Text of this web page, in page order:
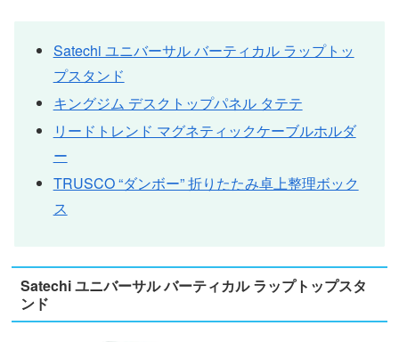
Satechi ユニバーサル バーティカル ラップトッ
プスタンド
キングジム デスクトップパネル タテテ
リードトレンド マグネティックケーブルホルダ
ー
TRUSCO “ダンボー” 折りたたみ卓上整理ボック
ス
Satechi ユニバーサル バーティカル ラップトップスタ
ンド